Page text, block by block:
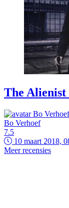
The
Bo Verhoef
7.5
10 maart 2018,
Meer recensies